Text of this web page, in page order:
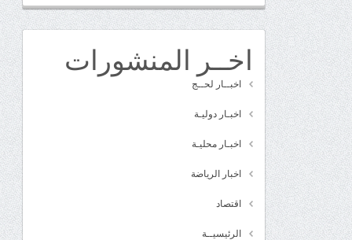
اخــر المنشورات
اخبــار لحــج
اخبـار دوليـة
اخبـار محليـة
اخبار الرياضة
اقتصاد
الرئيسيــة